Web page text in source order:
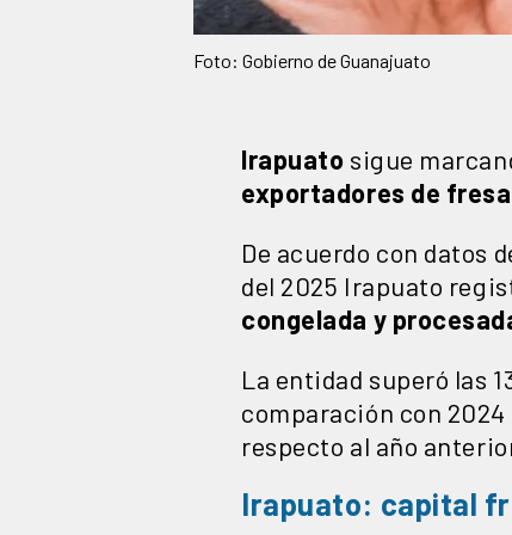
Foto: Gobierno de Guanajuato
Irapuato sigue
exportadores de fresa
De acuerdo con datos
del 2025 Irapuato
congelada y
La entidad superó las
comparación con
respecto al año
Irapuato: capital